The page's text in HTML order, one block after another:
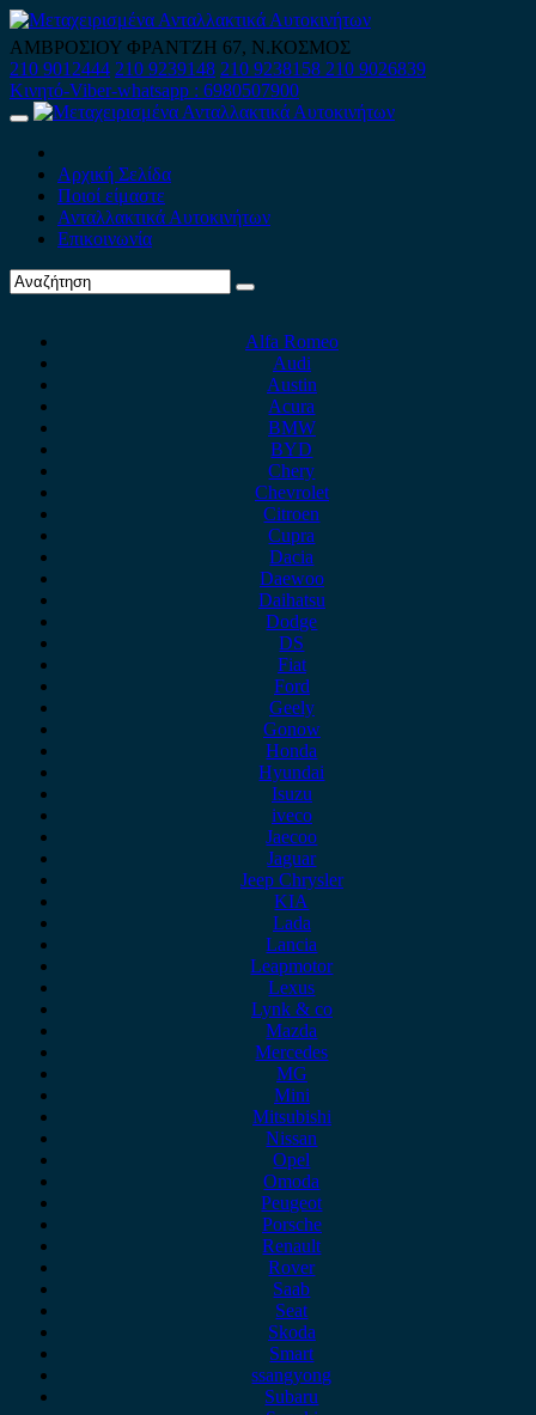
Skip
to
content
ΑΜΒΡΟΣΙΟΥ ΦΡΑΝΤΖΗ 67, Ν.ΚΟΣΜΟΣ
210 9012444 210 9239148 210 9238158 210 9026839
Κινητό-Viber-whatsapp : 6980507900
Primary
Αρχική Σελίδα
Ποιοί είμαστε
Ανταλλακτικά Αυτοκινήτων
Επικοινωνία
Alfa Romeo
Audi
Austin
Acura
BMW
BYD
Chery
Chevrolet
Citroen
Cupra
Dacia
Daewoo
Daihatsu
Dodge
DS
Fiat
Ford
Geely
Gonow
Honda
Hyundai
Isuzu
iveco
Jaecoo
Jaguar
Jeep Chrysler
KIA
Lada
Lancia
Leapmotor
Lexus
Lynk & co
Mazda
Mercedes
MG
Mini
Mitsubishi
Nissan
Opel
Omoda
Peugeot
Porsche
Renault
Rover
Saab
Seat
Skoda
Smart
ssangyong
Subaru